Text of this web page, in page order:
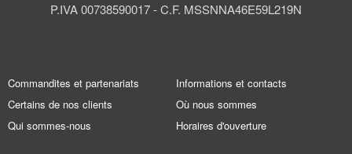
P.IVA 00738590017 - C.F. MSSNNA46E59L219N
Commandites et partenariats
Certains de nos clients
Qui sommes-nous
Informations et contacts
Où nous sommes
Horaires d'ouverture